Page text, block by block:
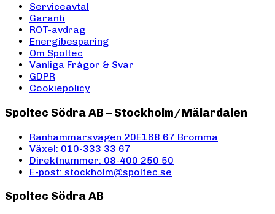
Serviceavtal
Garanti
ROT-avdrag
Energibesparing
Om Spoltec
Vanliga Frågor & Svar
GDPR
Cookiepolicy
Spoltec Södra AB – Stockholm/Mälardalen
Ranhammarsvägen 20E168 67 Bromma
Växel: 010-333 33 67
Direktnummer: 08-400 250 50
E-post: stockholm@spoltec.se
Spoltec Södra AB